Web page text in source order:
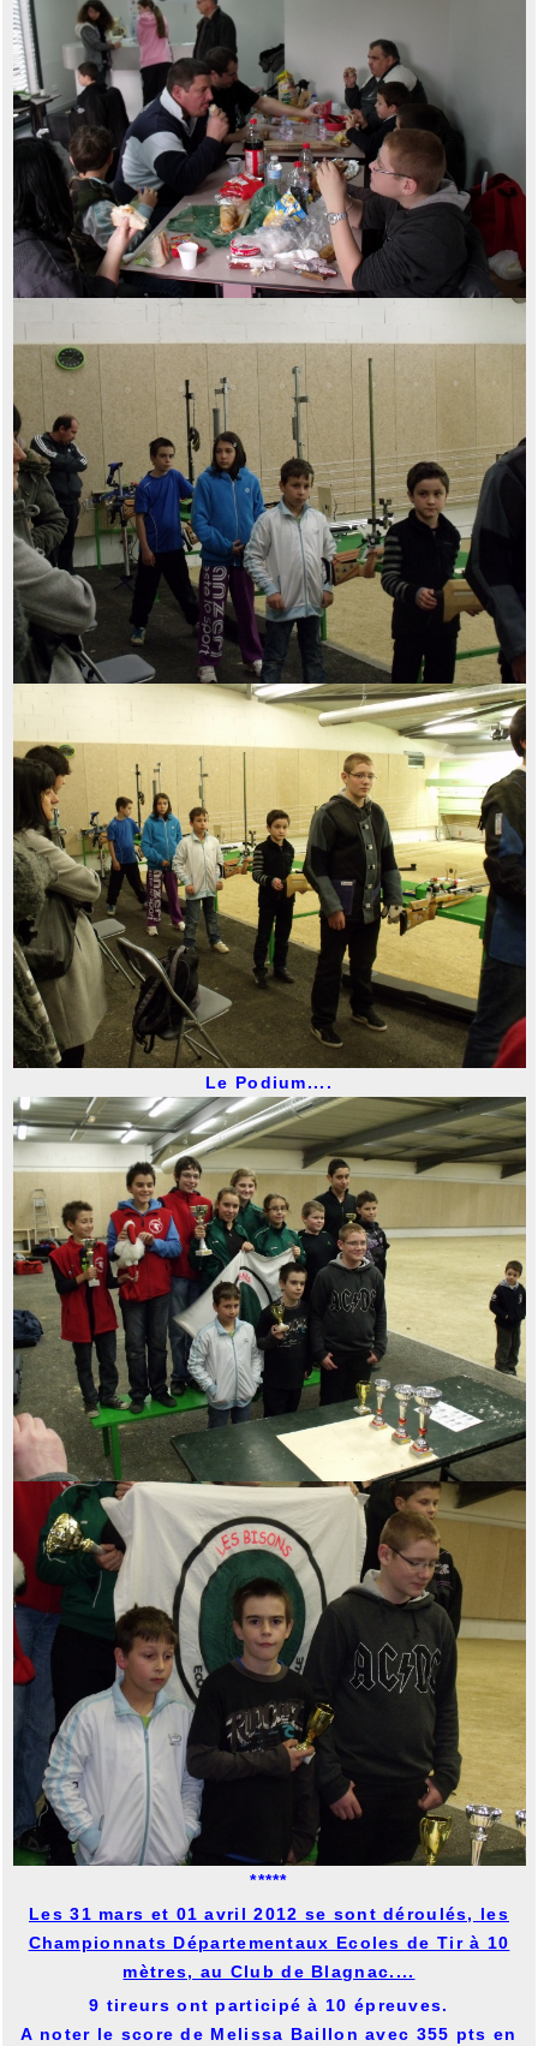
Le Podium....
*****
Les 31 mars et 01 avril 2012 se sont déroulés, les
Championnats Départementaux Ecoles de Tir à 10
mètres, au Club de Blagnac....
9 tireurs ont participé à 10 épreuves.
A noter le score de Melissa Baillon avec 355 pts en